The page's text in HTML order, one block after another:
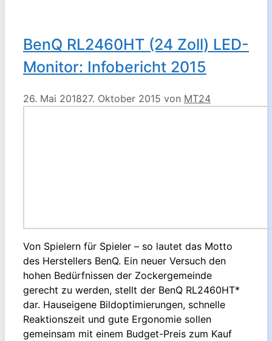
BenQ RL2460HT (24 Zoll) LED-
Monitor: Infobericht 2015
26. Mai 201827. Oktober 2015 von MT24
Von Spielern für Spieler – so lautet das Motto
des Herstellers BenQ. Ein neuer Versuch den
hohen Bedürfnissen der Zockergemeinde
gerecht zu werden, stellt der BenQ RL2460HT*
dar. Hauseigene Bildoptimierungen, schnelle
Reaktionszeit und gute Ergonomie sollen
gemeinsam mit einem Budget-Preis zum Kauf